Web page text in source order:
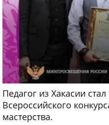
Педагог из Хакасии
Всероссийского
мастерства.